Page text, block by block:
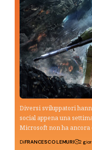
Diversi sviluppatori
social appena una
Microsoft non ha
DiFRANCESCO LEMURI 2